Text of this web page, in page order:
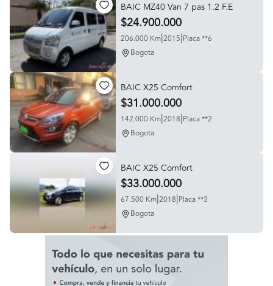
BAIC MZ40 Van 7 pas 1.2 F.E
$24.900.000
206.000 Km|2015|Placa **6
Bogota
BAIC X25 Comfort
$31.000.000
142.000 Km|2018|Placa **2
Bogota
BAIC X25 Comfort
$33.000.000
67.500 Km|2018|Placa **3
Bogota